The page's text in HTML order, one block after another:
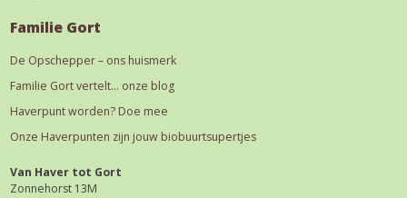
Familie Gort
De Opschepper – ons huismerk
Familie Gort vertelt… onze blog
Haverpunt worden? Doe mee
Onze Haverpunten zijn jouw biobuurtsupertjes
Van Haver tot Gort
Zonnehorst 13M